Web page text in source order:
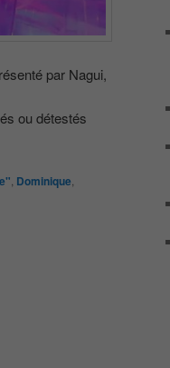
par Nagui,
ou détestés
Dominique